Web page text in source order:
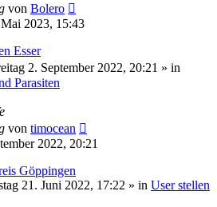
von Bolero
2023, 15:43
Esser
2. September 2022, 20:21 » in
Parasiten
von timocean
2022, 20:21
Göppingen
21. Juni 2022, 17:22 » in User stellen